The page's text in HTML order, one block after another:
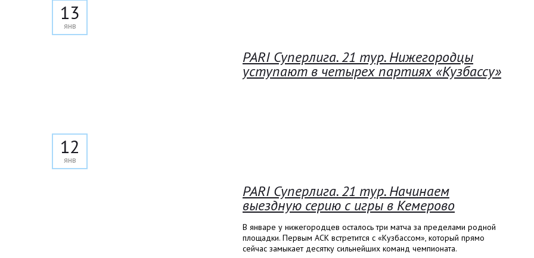
13
янв
12
янв
PARI Суперлига. 21 тур. Нижегородцы
уступают в четырех партиях «Кузбассу»
PARI Суперлига. 21 тур. Начинаем
выездную серию с игры в Кемерово
В январе у нижегородцев осталось три матча за пределами родной
площадки. Первым АСК встретится с «Кузбассом», который прямо
сейчас замыкает десятку сильнейших команд чемпионата.